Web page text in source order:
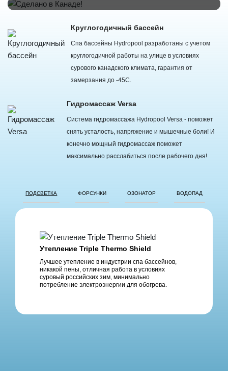
Круглогодичный бассейн
Спа бассейны Hydropool разработаны с учетом
круглогодичной работы на улице в условиях
сурового канадского климата, гарантия от
замерзания до -45С.
Гидромассаж Versa
Система гидромассажа Hydropool Versa - поможет
снять усталость, напряжение и мышечные боли! И
конечно мощный гидромассаж поможет
максимально расслабиться после рабочего дня!
ПОДСВЕТКА ФОРСУНКИ ОЗОНАТОР ВОДОПАД
Утепление Triple Thermo Shield
Лучшее утепление в индустрии спа бассейнов,
никакой пены, отличная работа в условиях
суровый российских зим, минимально
потребление электроэнергии для обогрева.